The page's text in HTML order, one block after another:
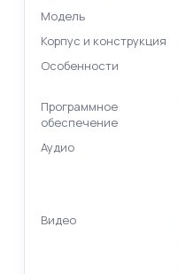
Модель
Корпус и конструкция
Особенности
Программное
обеспечение
Аудио
Видео